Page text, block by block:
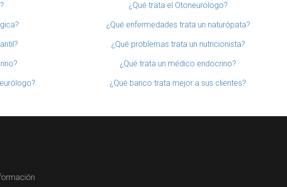
¿Qué trata el Otoneurologo?
¿Qué enfermedades trata un naturópata?
¿Qué problemas trata un nutricionista?
¿Qué trata un médico endocrino?
¿Qué banco trata mejor a sus clientes?